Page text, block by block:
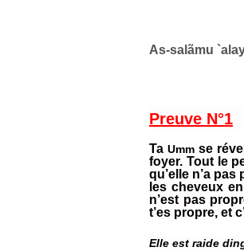
As-salãmu
Preuve N°1
Ta Ummse
foyer. Tout le
qu’elle n’a
les cheveux
n’est pas
t’es propre, et
Elle est raide